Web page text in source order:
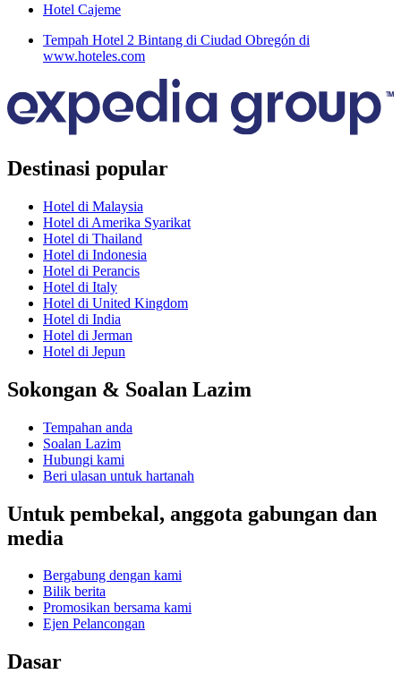
Hotel Cajeme
Tempah Hotel 2 Bintang di Ciudad Obregón di
www.hoteles.com
Destinasi popular
Hotel di Malaysia
Hotel di Amerika Syarikat
Hotel di Thailand
Hotel di Indonesia
Hotel di Perancis
Hotel di Italy
Hotel di United Kingdom
Hotel di India
Hotel di Jerman
Hotel di Jepun
Sokongan & Soalan Lazim
Tempahan anda
Soalan Lazim
Hubungi kami
Beri ulasan untuk hartanah
Untuk pembekal, anggota gabungan dan
media
Bergabung dengan kami
Bilik berita
Promosikan bersama kami
Ejen Pelancongan
Dasar